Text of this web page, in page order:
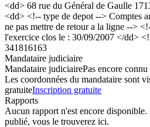
<dd> 68 rue du Général de Gaulle
<dd> <!-- type de depot --> Comptes
ne pas mettre de retour a la ligne -->
l'exercice clos le : 30/09/2007 </dd>
341816163
Mandataire judiciaire
Mandataire judiciairePas encore connu
Les coordonnées du mandataire sont
gratuiteInscription gratuite
Rapports
Aucun rapport n'est encore disponible.
publié, vous le trouverez ici.